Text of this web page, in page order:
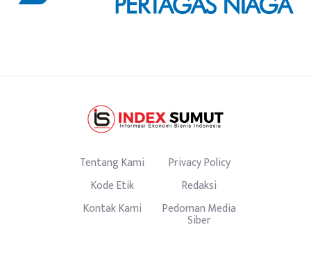
Tentang Kami
Privacy Policy
Kode Etik
Redaksi
Kontak Kami
Pedoman Media
Siber